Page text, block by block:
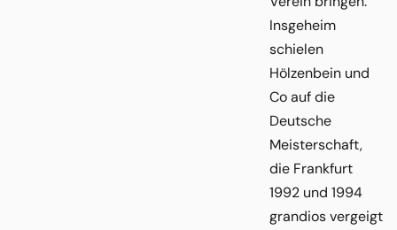
Insgeheim
schielen
Hölzenbein und
Co auf die
Deutsche
Meisterschaft,
die Frankfurt
1992 und 1994
grandios vergeigt